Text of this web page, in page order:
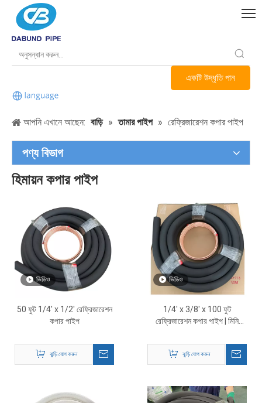
একটি উদ্ধৃতি পান
আপনি এখানে আছেন: বাড়ি » তামার পাইপ » রেফ্রিজারেশন কপার পাইপ
পণ্য বিভাগ
হিমায়ন কপার পাইপ
ভিডিও
50 ফুট 1/4' x 1/2' রেফ্রিজারেশন
কপার পাইপ
ঝুড়ি যোগ করুন
ভিডিও
1/4' x 3/8' x 100 ফুট
রেফ্রিজারেশন কপার পাইপ | মিনি
HVAC লাইন সেট
ঝুড়ি যোগ করুন